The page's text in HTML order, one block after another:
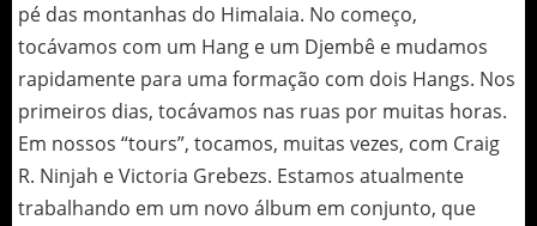
pé das montanhas do Himalaia. No começo,
tocávamos com um Hang e um Djembê e mudamos
rapidamente para uma formação com dois Hangs. Nos
primeiros dias, tocávamos nas ruas por muitas horas.
Em nossos “tours”, tocamos, muitas vezes, com Craig
R. Ninjah e Victoria Grebezs. Estamos atualmente
trabalhando em um novo álbum em conjunto, que